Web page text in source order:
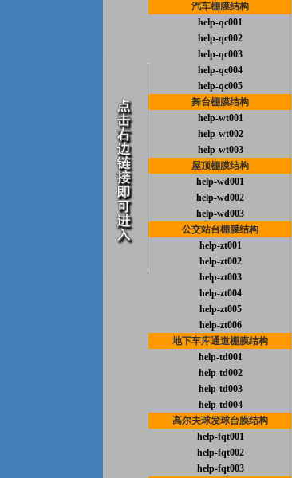
汽车棚膜结构
help-qc001
help-qc002
help-qc003
help-qc004
help-qc005
舞台棚膜结构
help-wt001
help-wt002
help-wt003
屋顶棚膜结构
help-wd001
help-wd002
help-wd003
公交站台棚膜结构
help-zt001
help-zt002
help-zt003
help-zt004
help-zt005
help-zt006
地下车库通道棚膜结构
help-td001
help-td002
help-td003
help-td004
高尔夫球发球台膜结构
help-fqt001
help-fqt002
help-fqt003